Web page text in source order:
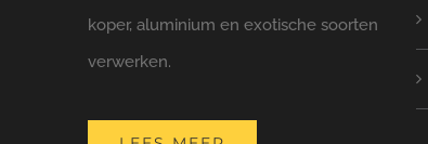
koper, aluminium en exotische soorten
verwerken.